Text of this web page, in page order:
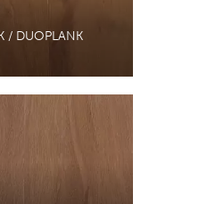
/ DUOPLANK